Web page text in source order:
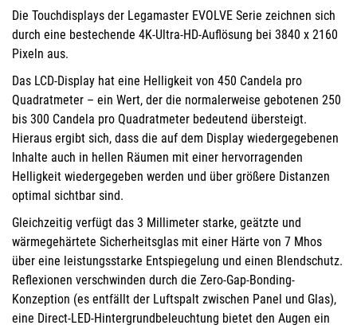
Die Touchdisplays der Legamaster EVOLVE Serie zeichnen sich
durch eine bestechende 4K-Ultra-HD-Auflösung bei 3840 x 2160
Pixeln aus.
Das LCD-Display hat eine Helligkeit von 450 Candela pro
Quadratmeter – ein Wert, der die normalerweise gebotenen 250
bis 300 Candela pro Quadratmeter bedeutend übersteigt.
Hieraus ergibt sich, dass die auf dem Display wiedergegebenen
Inhalte auch in hellen Räumen mit einer hervorragenden
Helligkeit wiedergegeben werden und über größere Distanzen
optimal sichtbar sind.
Gleichzeitig verfügt das 3 Millimeter starke, geätzte und
wärmegehärtete Sicherheitsglas mit einer Härte von 7 Mhos
über eine leistungsstarke Entspiegelung und einen Blendschutz.
Reflexionen verschwinden durch die Zero-Gap-Bonding-
Konzeption (es entfällt der Luftspalt zwischen Panel und Glas),
eine Direct-LED-Hintergrundbeleuchtung bietet den Augen ein